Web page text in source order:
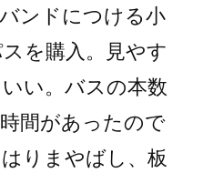
ンドにつける小
を購入。見やす
い。バスの本数
間があったので
りまやばし、板